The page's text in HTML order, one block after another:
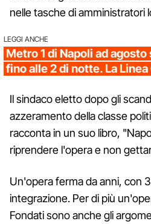
nelle tasche di amministratori
LEGGI ANCHE
Metro 1 di Napoli ad
fino alle 2 di notte. La
Il sindaco eletto dopo gli
azzeramento della classe
racconta in un suo libro,
riprendere l'opera e non
Un'opera ferma da anni, con
integrazione. Per di più
Fondati sono anche gli